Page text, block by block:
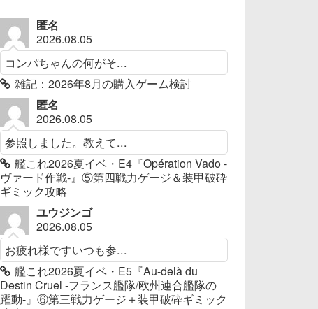
匿名
2026.08.05
コンパちゃんの何がそ...
雑記：2026年8月の購入ゲーム検討
匿名
2026.08.05
参照しました。教えて...
艦これ2026夏イベ・E4『Opération Vado -
ヴァード作戦-』⑤第四戦力ゲージ＆装甲破砕
ギミック攻略
ユウジンゴ
2026.08.05
お疲れ様ですいつも参...
艦これ2026夏イベ・E5『Au-delà du
Destin Cruel -フランス艦隊/欧州連合艦隊の
躍動-』⑥第三戦力ゲージ＋装甲破砕ギミック